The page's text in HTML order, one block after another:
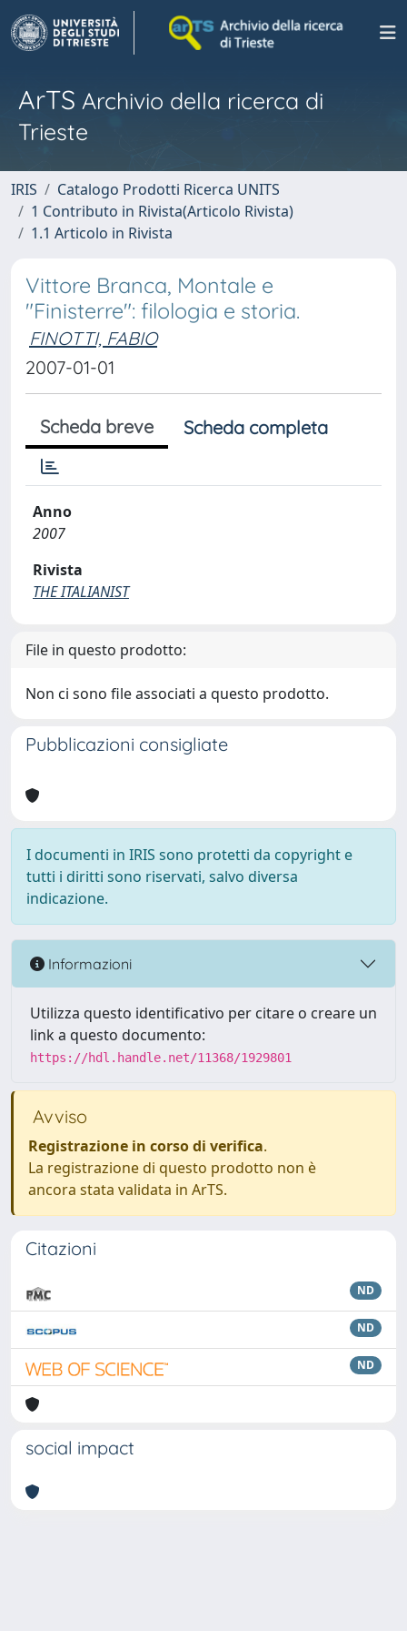
ArTS Archivio della ricerca di
Trieste
IRIS
Catalogo Prodotti Ricerca UNITS
1 Contributo in Rivista(Articolo Rivista)
1.1 Articolo in Rivista
Vittore Branca, Montale e
"Finisterre": filologia e storia.
FINOTTI, FABIO
2007-01-01
Scheda breve Scheda completa
Anno
2007
Rivista
THE ITALIANIST
File in questo prodotto:
Non ci sono file associati a questo prodotto.
Pubblicazioni consigliate
I documenti in IRIS sono protetti da copyright e
tutti i diritti sono riservati, salvo diversa
indicazione.
Informazioni
Utilizza questo identificativo per citare o creare un
link a questo documento:
https://hdl.handle.net/11368/1929801
Avviso
Registrazione in corso di verifica.
La registrazione di questo prodotto non è
ancora stata validata in ArTS.
Citazioni
ND
ND
ND
social impact